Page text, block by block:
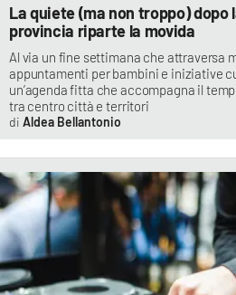
La quiete (ma non troppo) dopo
provincia riparte la movida
Al via un fine settimana che attraversa
appuntamenti per bambini e iniziative
un’agenda fitta che accompagna il
tra centro città e territori
Aldea Bellantonio